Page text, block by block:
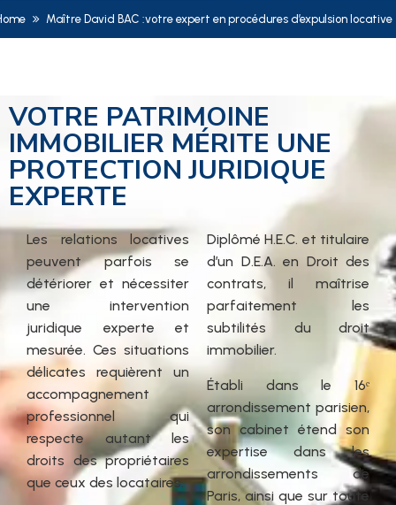
Maître David BAC :votre expert en procédures d’expulsion locative
VOTRE PATRIMOINE
IMMOBILIER MÉRITE UNE
PROTECTION JURIDIQUE
EXPERTE
Les relations locatives
peuvent parfois se
détériorer et nécessiter
une intervention
juridique experte et
mesurée. Ces situations
délicates requièrent un
accompagnement
professionnel qui
respecte autant les
droits des propriétaires
que ceux des locataires.
Diplômé H.E.C. et titulaire
d’un D.E.A. en Droit des
contrats, il maîtrise
parfaitement les
subtilités du droit
immobilier.
Établi dans le 16ᵉ
arrondissement parisien,
son cabinet étend son
expertise dans les
arrondissements de
Paris, ainsi que sur toute